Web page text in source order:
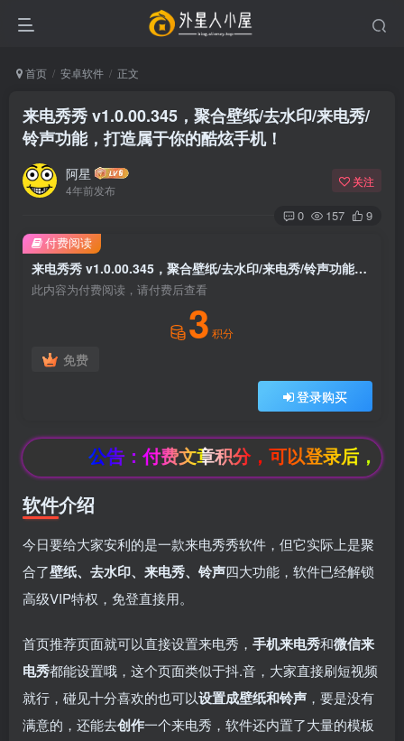
首页 安卓软件 正文
来电秀秀 v1.0.00.345，聚合壁纸/去水印/来电秀/
铃声功能，打造属于你的酷炫手机！
阿星
4年前发布
关注
0 157 9
来电秀秀 v1.0.00.345，聚合壁纸/去水印/来电秀/铃声功能，打造属于你的酷炫手机！
此内容为付费阅读，请付费后查看
3 积分
免费
登录购买
付费阅读
公告：付费文章积分，可以登录后，每天
软件介绍
今日要给大家安利的是一款来电秀秀软件，但它实际上是聚
合了壁纸、去水印、来电秀、铃声四大功能，软件已经解锁
高级VIP特权，免登直接用。
首页推荐页面就可以直接设置来电秀， 手机来电秀和微信来
电秀都能设置哦，这个页面类似于抖.音，大家直接刷短视频
就行，碰见十分喜欢的也可以设置成壁纸和铃声 ，要是没有
满意的，还能去创作一个来电秀，软件还内置了大量的模板